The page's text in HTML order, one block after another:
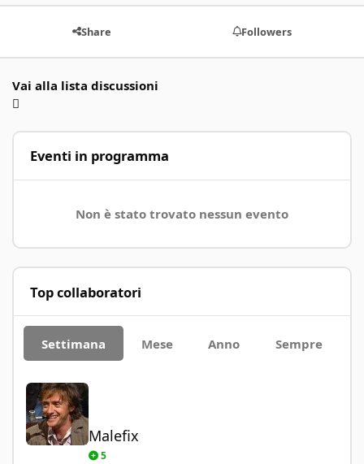
Share Followers
Vai alla lista discussioni
Eventi in programma
Non è stato trovato nessun evento
Top collaboratori
Settimana Mese Anno Sempre
Malefix
Malefix
5